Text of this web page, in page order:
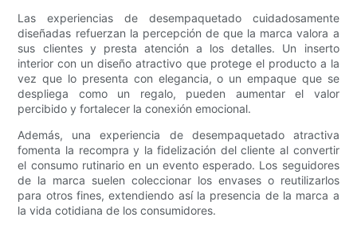
Las experiencias de desempaquetado cuidadosamente
diseñadas refuerzan la percepción de que la marca valora a
sus clientes y presta atención a los detalles. Un inserto
interior con un diseño atractivo que protege el producto a la
vez que lo presenta con elegancia, o un empaque que se
despliega como un regalo, pueden aumentar el valor
percibido y fortalecer la conexión emocional.
Además, una experiencia de desempaquetado atractiva
fomenta la recompra y la fidelización del cliente al convertir
el consumo rutinario en un evento esperado. Los seguidores
de la marca suelen coleccionar los envases o reutilizarlos
para otros fines, extendiendo así la presencia de la marca a
la vida cotidiana de los consumidores.